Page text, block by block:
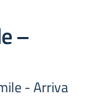
–
- Arriva